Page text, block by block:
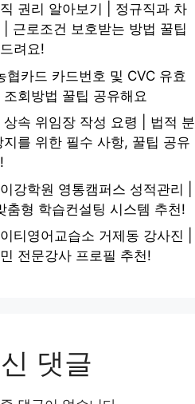
권리 알아보기 | 정규직과 차
| 근로조건 보호받는 방법 꿀팁
려요!
협카드 카드번호 및 CVC 유효
조회방법 꿀팁 공유해요
상속 위임장 작성 요령 | 법적 분
지를 위한 필수 사항, 꿀팁 공유
강학원 영통캠퍼스 성적관리 |
춤형 학습컨설팅 시스템 추천!
티영어교습소 거제동 강사진 |
전문강사 프로필 추천!
댓글